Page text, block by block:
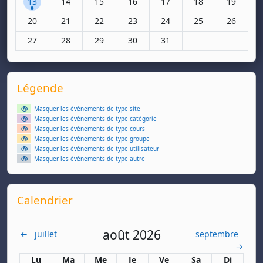
Aucun événement, lundi 20 octobre
20 Aucun événement, mardi 21 octobre
21 Aucun événement, mercredi 22 octobre
22 Aucun événement, jeudi 23 octobre
23 Aucun événement,
24 Aucun
25 Aucun
26
Aucun événement, lundi 27 octobre
27 Aucun événement, mardi 28 octobre
28 Aucun événement, mercredi 29 octobre
29 Aucun événement, jeudi 30 octobre
30 Aucun événement,
31
Supplementary blocks
Passer Légende
Légende
Masquer les événements de type site
Masquer les événements de type catégorie
Masquer les événements de type cours
Masquer les événements de type groupe
Masquer les événements de type utilisateur
Masquer les événements de type autre
Passer Calendrier
Calendrier
← juillet août 2026
septembre
→
Lundi
Lu Mardi
Ma Mercredi
Me Jeudi
Je Vendredi
Ve Samedi
Sa Dimanche
Di